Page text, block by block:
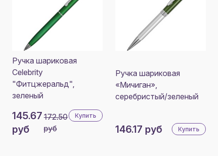
Ручка шариковая
Celebrity
"Фитцжеральд",
зеленый
145.67
руб
172.50
руб
Купить
Ручка шариковая
«Мичиган»,
серебристый/зеленый
146.17 руб Купить